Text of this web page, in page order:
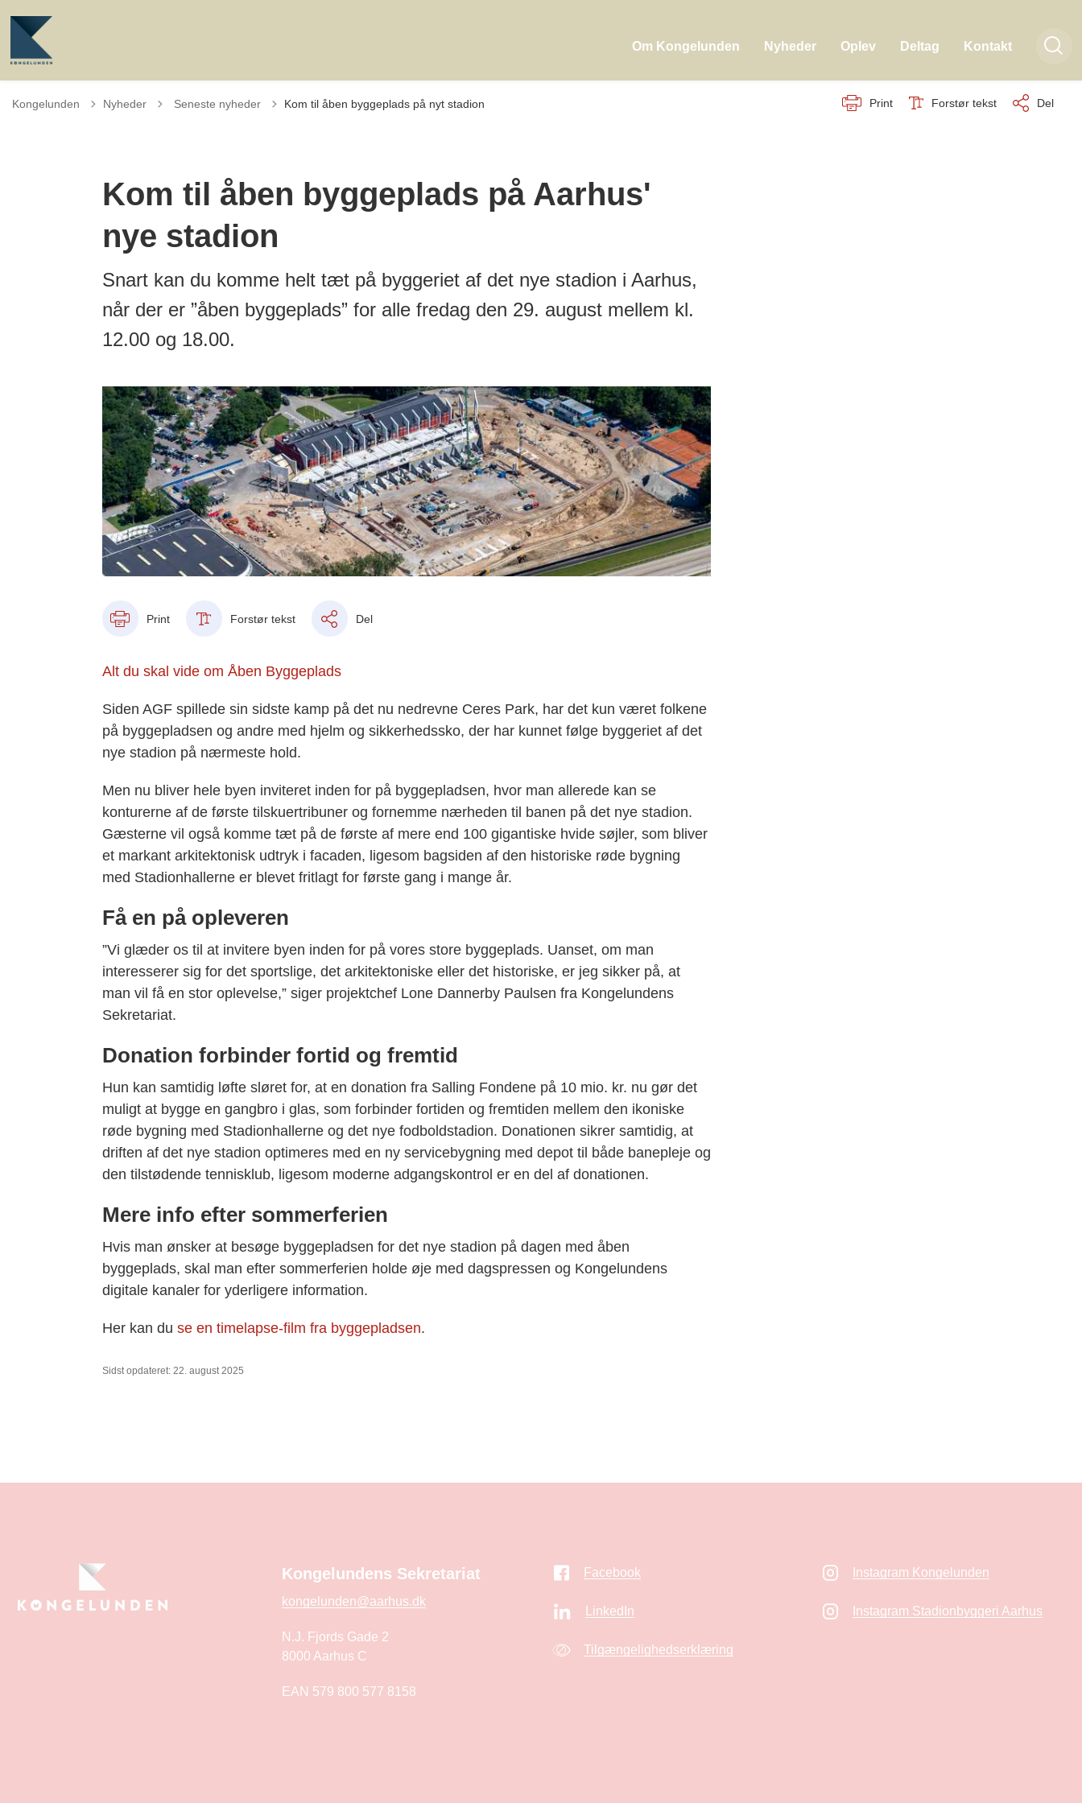
Om Kongelunden Nyheder Oplev Deltag Kontakt
Kongelunden Nyheder Tilbage til
Seneste nyheder Kom til åben byggeplads på nyt stadion Print Forstør tekst Del
Kom til åben byggeplads på Aarhus'
nye stadion
Snart kan du komme helt tæt på byggeriet af det nye stadion i Aarhus,
når der er ”åben byggeplads” for alle fredag den 29. august mellem kl.
12.00 og 18.00.
Print Forstør tekst Del
Alt du skal vide om Åben Byggeplads
Siden AGF spillede sin sidste kamp på det nu nedrevne Ceres Park, har det kun været folkene
på byggepladsen og andre med hjelm og sikkerhedssko, der har kunnet følge byggeriet af det
nye stadion på nærmeste hold.
Men nu bliver hele byen inviteret inden for på byggepladsen, hvor man allerede kan se
konturerne af de første tilskuertribuner og fornemme nærheden til banen på det nye stadion.
Gæsterne vil også komme tæt på de første af mere end 100 gigantiske hvide søjler, som bliver
et markant arkitektonisk udtryk i facaden, ligesom bagsiden af den historiske røde bygning
med Stadionhallerne er blevet fritlagt for første gang i mange år.
Få en på opleveren
”Vi glæder os til at invitere byen inden for på vores store byggeplads. Uanset, om man
interesserer sig for det sportslige, det arkitektoniske eller det historiske, er jeg sikker på, at
man vil få en stor oplevelse,” siger projektchef Lone Dannerby Paulsen fra Kongelundens
Sekretariat.
Donation forbinder fortid og fremtid
Hun kan samtidig løfte sløret for, at en donation fra Salling Fondene på 10 mio. kr. nu gør det
muligt at bygge en gangbro i glas, som forbinder fortiden og fremtiden mellem den ikoniske
røde bygning med Stadionhallerne og det nye fodboldstadion. Donationen sikrer samtidig, at
driften af det nye stadion optimeres med en ny servicebygning med depot til både banepleje og
den tilstødende tennisklub, ligesom moderne adgangskontrol er en del af donationen.
Mere info efter sommerferien
Hvis man ønsker at besøge byggepladsen for det nye stadion på dagen med åben
byggeplads, skal man efter sommerferien holde øje med dagspressen og Kongelundens
digitale kanaler for yderligere information.
Her kan du se en timelapse-film fra byggepladsen.
Sidst opdateret: 22. august 2025
Kongelundens Sekretariat
kongelunden@aarhus.dk
N.J. Fjords Gade 2
8000 Aarhus C
EAN 579 800 577 8158
Facebook
LinkedIn
Tilgængelighedserklæring
Instagram Kongelunden
Instagram Stadionbyggeri Aarhus